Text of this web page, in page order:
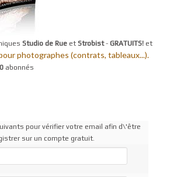
Studio de Rue et Strobist- GRATUITS! et
photographes (contrats, tableaux...).
abonnés
pour vérifier votre email afin d\'être
sur un compte gratuit.